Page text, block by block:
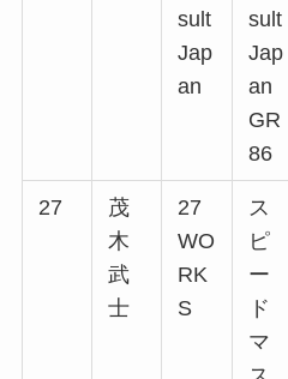
sult
Jap
an
sult
Jap
an
GR
86
27
茂
木
武
士
27
WO
RK
S
ス
ピ
ー
ド
マ